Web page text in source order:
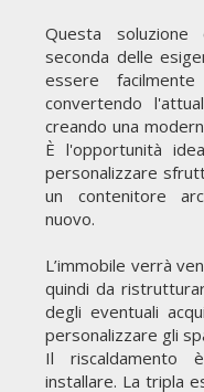
Questa
seconda delle
essere
convertendo
creando una
È l'opportunità
personalizzare
un contenitore
nuovo.
L’immobile verrà
quindi da
degli eventuali
personalizzare gli
Il riscaldamento
installare. La tripla